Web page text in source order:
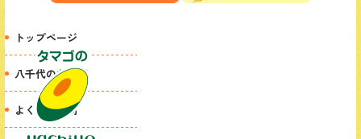
トップページ
八千代のたまご
よくある質問